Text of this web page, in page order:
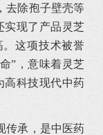
去除孢子壁壳等
实现了产品灵芝
这项技术被誉
”，意味着灵芝
高科技现代中药
传承，是中医药